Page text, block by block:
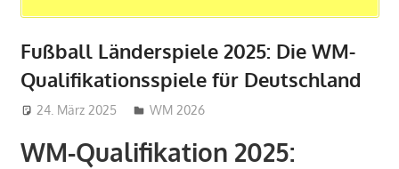
Fußball Länderspiele 2025: Die WM-
Qualifikationsspiele für Deutschland
24. März 2025 admin_wm2022
WM 2026
WM-Qualifikation 2025: